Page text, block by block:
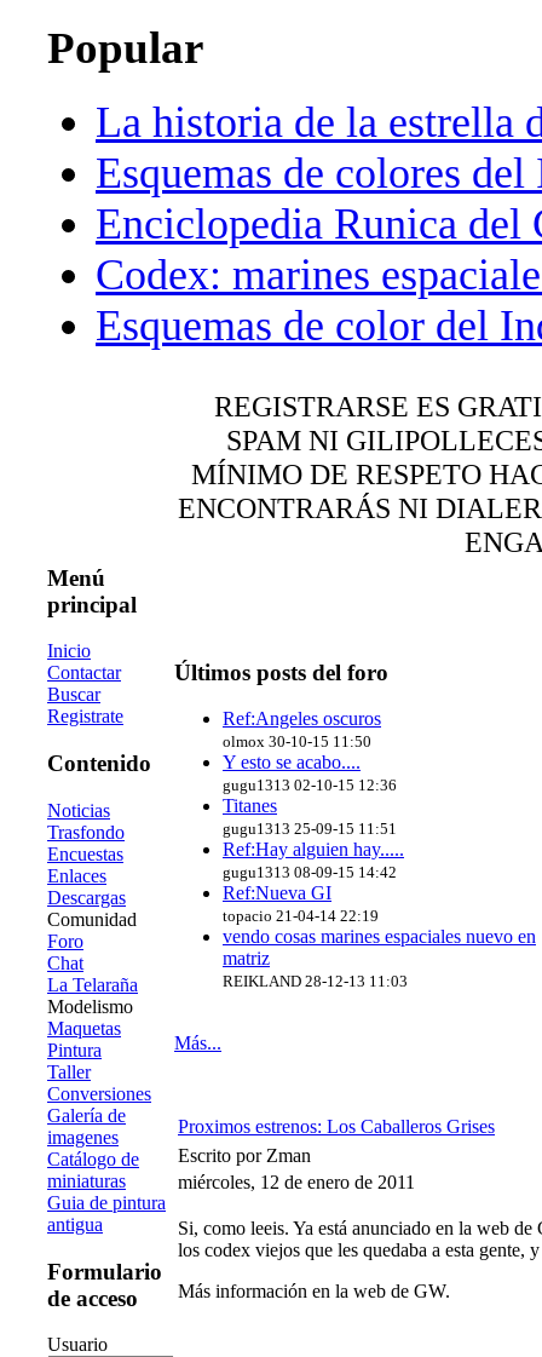
Popular
La historia de la estrella
Esquemas de colores
Enciclopedia Runica del
Codex: marines
Esquemas de color del
Menú
principal
Inicio
Contactar
Buscar
Registrate
Contenido
Noticias
Trasfondo
Encuestas
Enlaces
Descargas
Comunidad
Foro
Chat
La Telaraña
Modelismo
Maquetas
Pintura
Taller
Conversiones
Galería de
imagenes
Catálogo de
miniaturas
Guia de pintura
antigua
Formulario
de acceso
Usuario
REGISTRARSE ES
SPAM NI
MÍNIMO DE RESPETO
ENCONTRARÁS NI
Últimos posts del foro
Ref:Angeles oscuros
olmox 30-10-15 11:50
Y esto se acabo....
gugu1313 02-10-15 12:36
Titanes
gugu1313 25-09-15 11:51
Ref:Hay alguien hay.....
gugu1313 08-09-15 14:42
Ref:Nueva GI
topacio 21-04-14 22:19
vendo cosas marines espaciales nuevo en
matriz
REIKLAND 28-12-13 11:03
Más...
Proximos estrenos: Los Caballeros Grises
Escrito por Zman
miércoles, 12 de enero de 2011
Si, como leeis. Ya está anunciado en la web
los codex viejos que les quedaba a esta gente,
Más información en la web de GW.